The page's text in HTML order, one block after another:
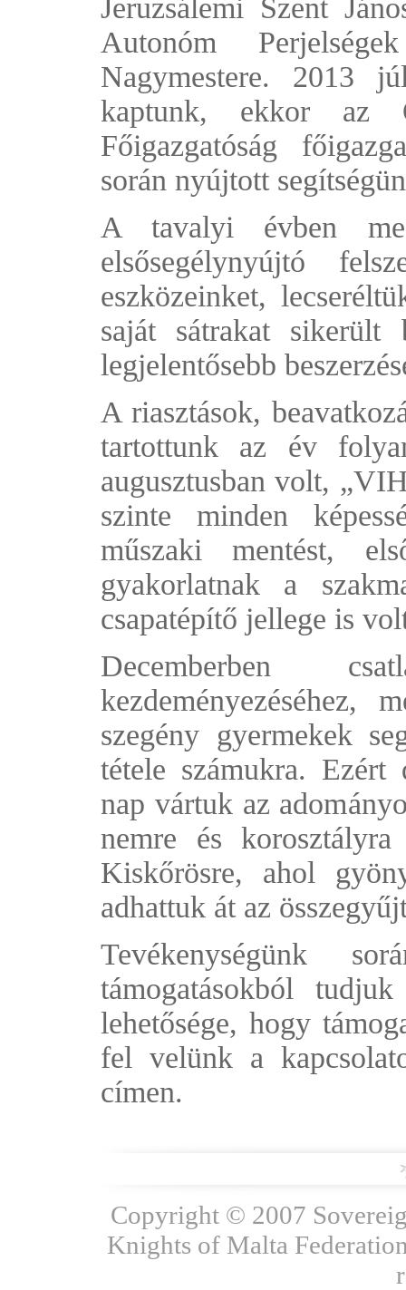
Jeruzsálemi Szent
Autonóm
Nagymestere. 2013
kaptunk, ekkor az
Főigazgatóság
során nyújtott
A tavalyi évben
elsősegélynyújtó
eszközeinket,
saját sátrakat sikerült
legjelentősebb
A riasztások,
tartottunk az év
augusztusban volt,
szinte minden
műszaki mentést,
gyakorlatnak a
csapatépítő jellege is
Decemberben
kezdeményezéséhez,
szegény gyermekek
tétele számukra.
nap vártuk az
nemre és
Kiskőrösre, ahol
adhattuk át az
Tevékenységünk
támogatásokból
lehetősége, hogy
fel velünk a
címen.
Copyright © 2007
Knights of Malta